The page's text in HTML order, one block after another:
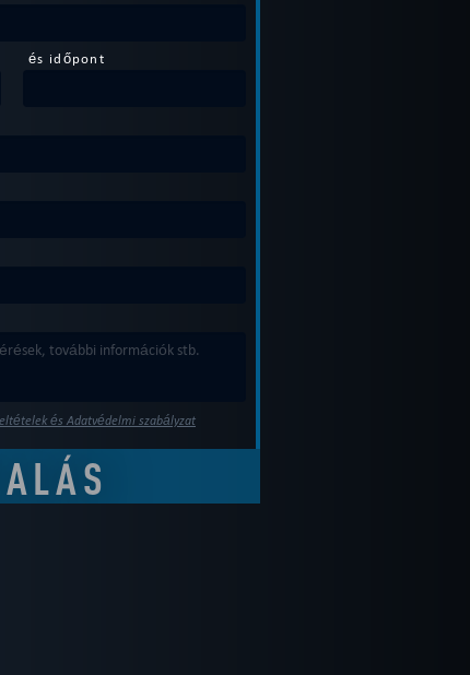
és időpont
és Adatvédelmi szabályzat